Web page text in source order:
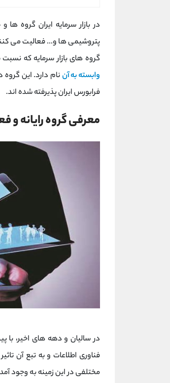
در بازار سرمایه ایران گروه
پتروشیمی ها و... فعالیت می
گروه های بازار سرمایه که
وابسته به آن
فرابورس ایران پذیرفته شده اند.
معرفی گروه رایانه و
در سالیان و دهه های اخیر، با
فناوری اطلاعات و به تبع آن
مختلفی در این زمینه به وجود